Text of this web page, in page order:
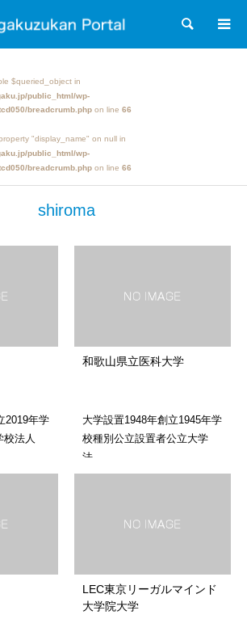
検索
$queried_object in
public_html/wp-
breadcrumb.php on line 66
"display_name" on null in
public_html/wp-
breadcrumb.php on line 66
shiroma
2019年学
法人
和歌山県立医科大学
大学設置1948年創立1945年学
校種別公立設置者公立大学
法…
LEC東京リーガルマインド
大学院大学